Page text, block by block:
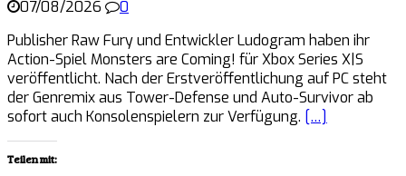
07/08/2026
0
Publisher Raw Fury und Entwickler Ludogram haben ihr
Action-Spiel Monsters are Coming! für Xbox Series X|S
veröffentlicht. Nach der Erstveröffentlichung auf PC steht
der Genremix aus Tower-Defense und Auto-Survivor ab
sofort auch Konsolenspielern zur Verfügung. […]
Teilen mit: